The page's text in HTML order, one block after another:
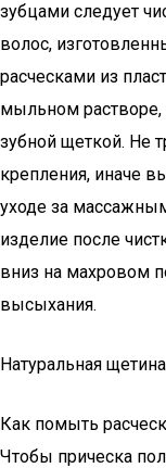
зубцами следует
волос,
расческами из
мыльном растворе,
зубной щеткой. Не
крепления, иначе
уходе за
изделие после
вниз на махровом
высыхания.
Натуральная щетина
Как помыть
Чтобы прическа